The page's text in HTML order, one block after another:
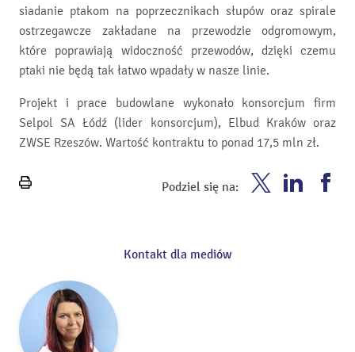
siadanie ptakom na poprzecznikach słupów oraz spirale
ostrzegawcze zakładane na przewodzie odgromowym,
które poprawiają widoczność przewodów, dzięki czemu
ptaki nie będą tak łatwo wpadały w nasze linie.
Projekt i prace budowlane wykonało konsorcjum firm
Selpol SA Łódź (lider konsorcjum), Elbud Kraków oraz
ZWSE Rzeszów. Wartość kontraktu to ponad 17,5 mln zł.
Wydrukuj
Podziel się na:
Enea Enea
Kontakt dla mediów